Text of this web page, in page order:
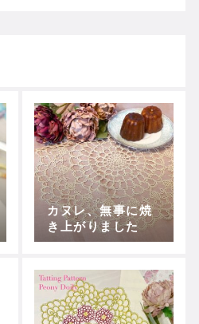
カヌレ、無事に焼
き上がりました